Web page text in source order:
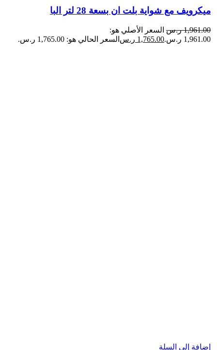
ميكرويف مع شواية​ بلت ان بسعة 28 لتر البا
1,961.00 ر.س السعر الأصلي هو:
1,961.00 ر.س.
1,765.00 ر.س السعر الحالي هو: 1,765.00 ر.س.
إضافة إلى السلة